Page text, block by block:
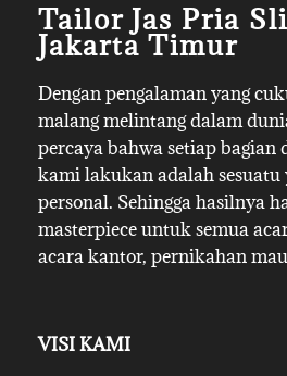
Tailor Jas Pria
Jakarta Timur
Dengan pengalaman yang
malang melintang dalam
percaya bahwa setiap bagian
kami lakukan adalah sesuatu
personal. Sehingga hasilnya
masterpiece untuk semua
acara kantor, pernikahan
VISI KAMI